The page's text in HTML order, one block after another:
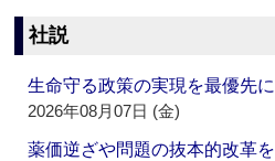
社説
生命守る政策の実現を最優先に
2026年08月07日 (金)
薬価逆ざや問題の抜本的改革を